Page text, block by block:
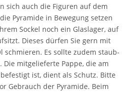
sich auch die Figuren auf dem
Pyramide in Bewegung setzen
Sockel noch ein Glaslager, auf
Dieses dürfen Sie gern mit
schmieren. Es sollte zudem staub-
mitgelieferte Pappe, die am
ist, dient als Schutz. Bitte
Gebrauch der Pyramide. Beim